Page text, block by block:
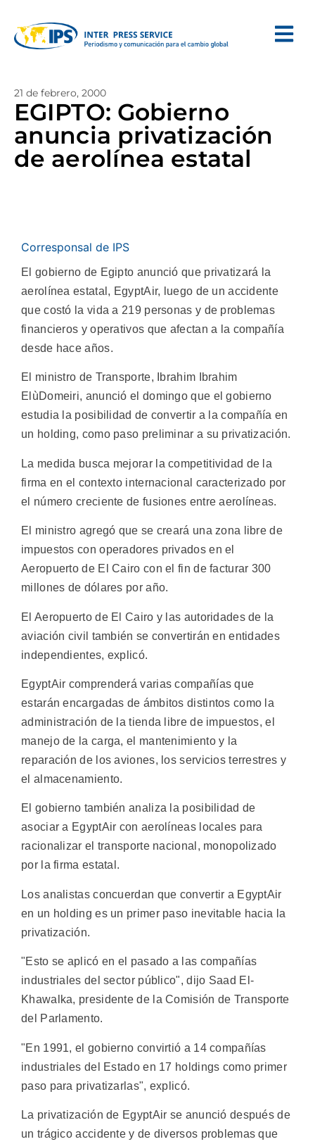
21 de febrero, 2000
EGIPTO: Gobierno
anuncia privatización
de aerolínea estatal
Corresponsal de IPS
El gobierno de Egipto anunció que privatizará la
aerolínea estatal, EgyptAir, luego de un accidente
que costó la vida a 219 personas y de problemas
financieros y operativos que afectan a la compañía
desde hace años.
El ministro de Transporte, Ibrahim Ibrahim
ElùDomeiri, anunció el domingo que el gobierno
estudia la posibilidad de convertir a la compañía en
un holding, como paso preliminar a su privatización.
La medida busca mejorar la competitividad de la
firma en el contexto internacional caracterizado por
el número creciente de fusiones entre aerolíneas.
El ministro agregó que se creará una zona libre de
impuestos con operadores privados en el
Aeropuerto de El Cairo con el fin de facturar 300
millones de dólares por año.
El Aeropuerto de El Cairo y las autoridades de la
aviación civil también se convertirán en entidades
independientes, explicó.
EgyptAir comprenderá varias compañías que
estarán encargadas de ámbitos distintos como la
administración de la tienda libre de impuestos, el
manejo de la carga, el mantenimiento y la
reparación de los aviones, los servicios terrestres y
el almacenamiento.
El gobierno también analiza la posibilidad de
asociar a EgyptAir con aerolíneas locales para
racionalizar el transporte nacional, monopolizado
por la firma estatal.
Los analistas concuerdan que convertir a EgyptAir
en un holding es un primer paso inevitable hacia la
privatización.
"Esto se aplicó en el pasado a las compañías
industriales del sector público", dijo Saad El-
Khawalka, presidente de la Comisión de Transporte
del Parlamento.
"En 1991, el gobierno convirtió a 14 compañías
industriales del Estado en 17 holdings como primer
paso para privatizarlas", explicó.
La privatización de EgyptAir se anunció después de
un trágico accidente y de diversos problemas que